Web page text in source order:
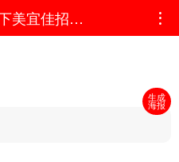
生成
海报
【招聘】客天下美宜佳招聘中班营业员一名，工资2400-3500元，年龄22岁以上做满半年奖...